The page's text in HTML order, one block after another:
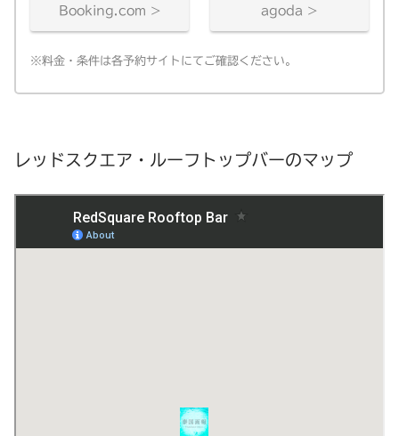
Booking.com > agoda >
※料金・条件は各予約サイトにてご確認ください。
レッドスクエア・ルーフトップバーのマップ